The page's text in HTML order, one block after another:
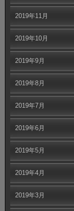
2019年11月
2019年10月
2019年9月
2019年8月
2019年7月
2019年6月
2019年5月
2019年4月
2019年3月